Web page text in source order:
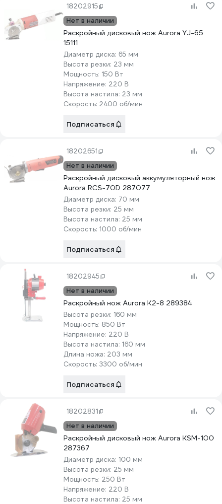
18202915
Нет в наличии
Раскройный дисковый нож Aurora YJ-65
15111
Диаметр диска: 65 мм
Высота резки: 23 мм
Мощность: 150 Вт
Напряжение: 220 В
Высота настила: 23 мм
Скорость: 2400 об/мин
Подписаться
18202651
Нет в наличии
Раскройный дисковый аккумуляторный нож
Aurora RCS-70D 287077
Диаметр диска: 70 мм
Высота резки: 25 мм
Высота настила: 25 мм
Скорость: 1000 об/мин
Подписаться
18202945
Нет в наличии
Раскройный нож Aurora K2-8 289384
Высота резки: 160 мм
Мощность: 850 Вт
Напряжение: 220 В
Высота настила: 160 мм
Длина ножа: 203 мм
Скорость: 3300 об/мин
Подписаться
18202831
Нет в наличии
Раскройный дисковый нож Aurora KSM-100
287367
Диаметр диска: 100 мм
Высота резки: 25 мм
Мощность: 250 Вт
Напряжение: 220 В
Высота настила: 25 мм